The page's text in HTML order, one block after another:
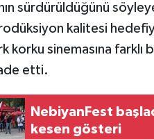
sürdürüldüğünü
kalitesi
sinemasına farklı
etti.
NebiyanFest
kesen gösteri